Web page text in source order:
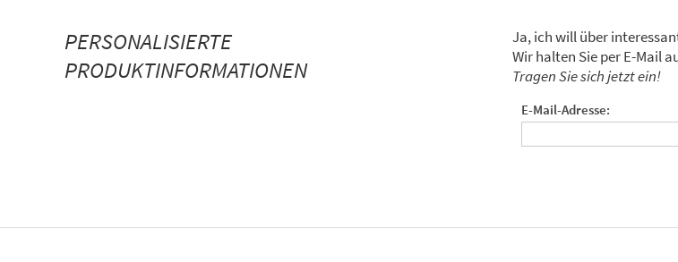
PERSONALISIERTE
PRODUKTINFORMATIONEN
Ja, ich will über
Wir halten Sie per E-Mail
Tragen Sie sich jetzt ein!
E-Mail-Adresse: